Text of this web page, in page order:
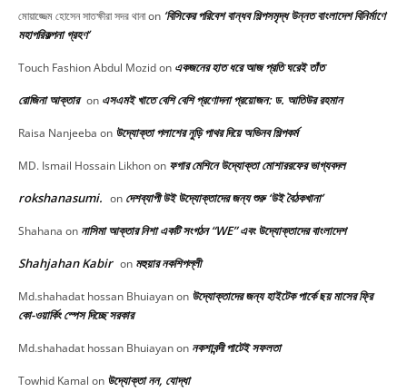
মোয়াজ্জেম হোসেন সাতক্ষীরা সদর থানাon ‘বিসিকের পরিবেশ বান্ধব শিল্পসমৃদ্ধ উন্নত বাংলাদেশ বিনির্মাণে
মহাপরিকল্পনা গ্রহণ’
Touch Fashion Abdul Mozidon একজনের হাত ধরে আজ প্রতি ঘরেই তাঁত
রোজিনা আক্তার on এসএমই খাতে বেশি বেশি প্রণোদনা প্রয়োজন: ড. আতিউর রহমান
Raisa Nanjeeba on উদ্যোক্তা পলাশের নুড়ি পাথর দিয়ে অভিনব শিল্পকর্ম
MD. Ismail Hossain Likhonon ফগার মেশিনে উদ্যোক্তা মোশাররফের ভাগ্যবদল
rokshanasumi. on দেশব্যাপী উই উদ্যোক্তাদের জন্য শুরু ‘উই বৈঠকখানা’
Shahana on নাসিমা আক্তার নিশা একটি সংগঠন “WE” এবং উদ্যোক্তাদের বাংলাদেশ
Shahjahan Kabir on মহুয়ার নকশিপল্লী
Md.shahadat hossan Bhuiayanon উদ্যোক্তাদের জন্য হাইটেক পার্কে ছয় মাসের ফ্রি
কো-ওয়ার্কিং স্পেস দিচ্ছে সরকার
Md.shahadat hossan Bhuiayanon নকশাবন্দী পাটেই সফলতা
Towhid Kamal on উদ্যোক্তা নন, যোদ্ধা